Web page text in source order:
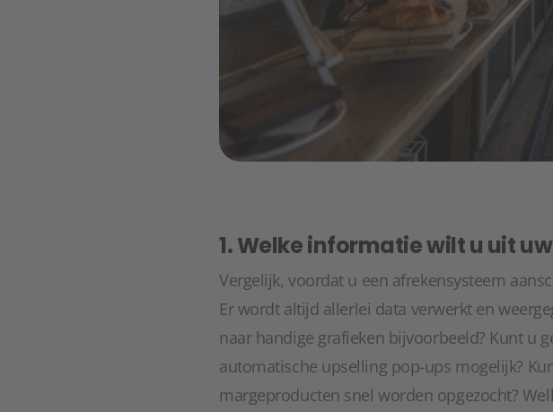
1. Welke informatie wilt u uit
Vergelijk, voordat u een afrekensysteem
Er wordt altijd allerlei data verwerkt en
naar handige grafieken bijvoorbeeld? Kunt u
automatische upselling pop-ups mogelijk?
margeproducten snel worden opgezocht?